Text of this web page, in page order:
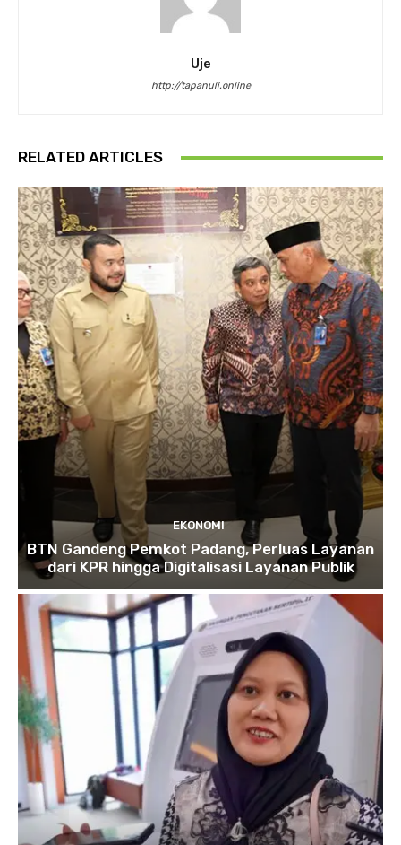
Uje
http://tapanuli.online
RELATED ARTICLES
EKONOMI
BTN Gandeng Pemkot Padang, Perluas Layanan
dari KPR hingga Digitalisasi Layanan Publik